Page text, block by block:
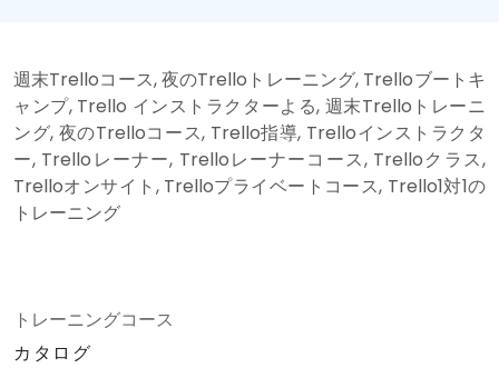
週末Trelloコース, 夜のTrelloトレーニング, Trelloブートキ
ャンプ, Trello インストラクターよる, 週末Trelloトレーニ
ング, 夜のTrelloコース, Trello指導, Trelloインストラクタ
ー, Trelloレーナー, Trelloレーナーコース, Trelloクラス,
Trelloオンサイト, Trelloプライベートコース, Trello1対1の
トレーニング
トレーニングコース
カタログ